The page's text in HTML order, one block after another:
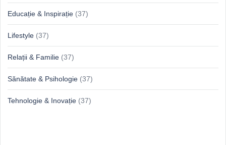
Educație & Inspirație (37)
Lifestyle (37)
Relații & Familie (37)
Sănătate & Psihologie (37)
Tehnologie & Inovație (37)